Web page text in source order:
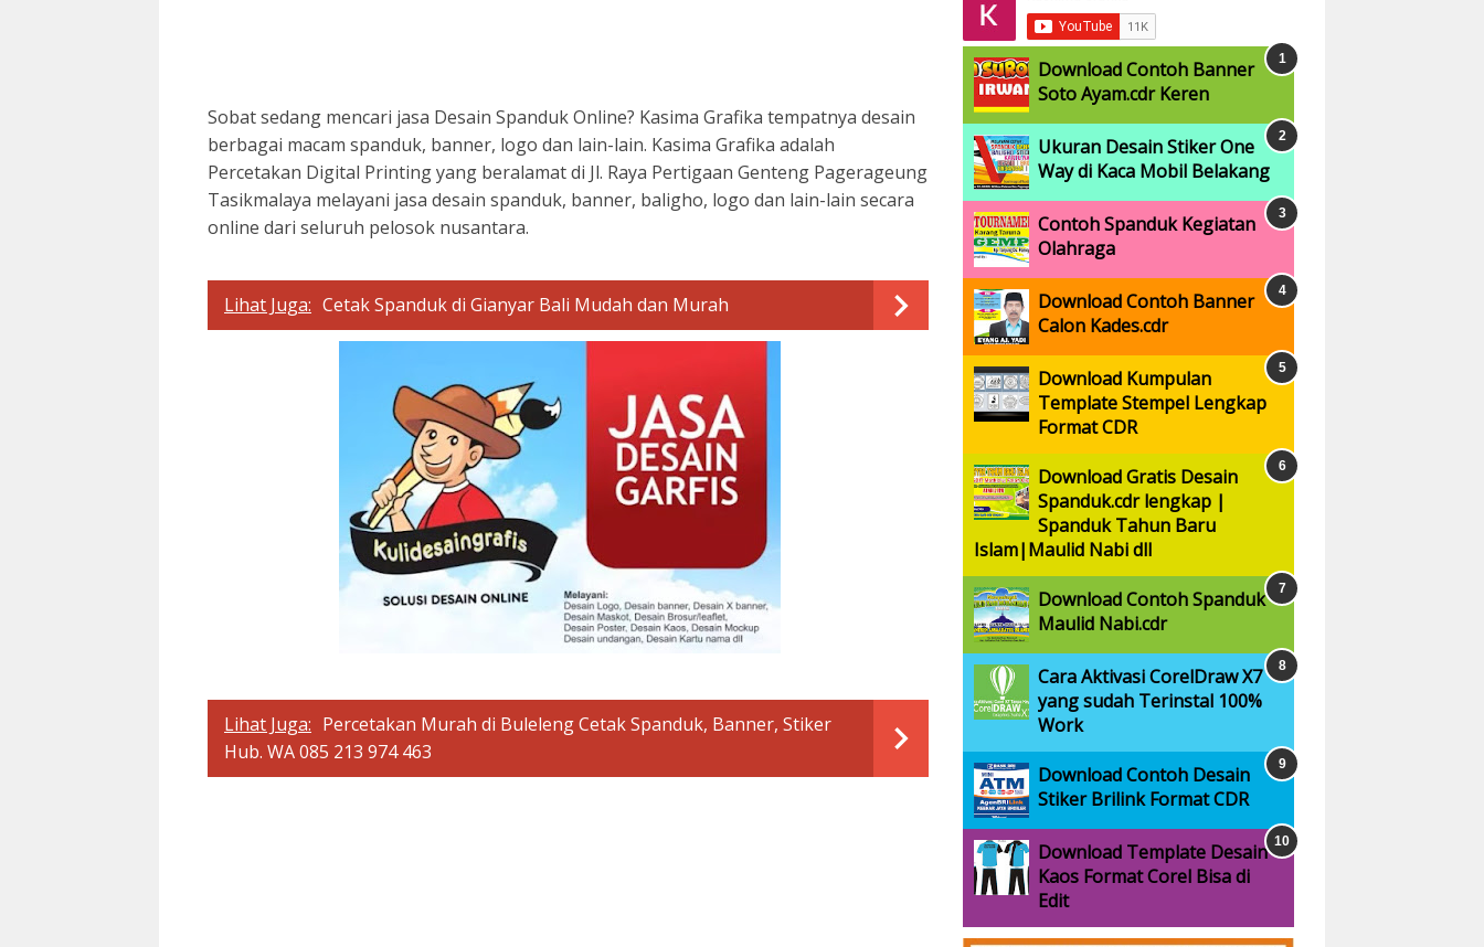
Sobat sedang mencari jasa Desain Spanduk Online? Kasima Grafika tempatnya desain
berbagai macam spanduk, banner, logo dan lain-lain. Kasima Grafika adalah
Percetakan Digital Printing yang beralamat di Jl. Raya Pertigaan Genteng Pagerageung
Tasikmalaya melayani jasa desain spanduk, banner, baligho, logo dan lain-lain secara
online dari seluruh pelosok nusantara.
Lihat Juga: Cetak Spanduk di Gianyar Bali Mudah dan Murah
Lihat Juga: Percetakan Murah di Buleleng Cetak Spanduk, Banner, Stiker
Hub. WA 085 213 974 463
Download Contoh Banner
Soto Ayam.cdr Keren
Ukuran Desain Stiker One
Way di Kaca Mobil Belakang
Contoh Spanduk Kegiatan
Olahraga
Download Contoh Banner
Calon Kades.cdr
Download Kumpulan
Template Stempel Lengkap
Format CDR
Download Gratis Desain
Spanduk.cdr lengkap |
Spanduk Tahun Baru
Islam|Maulid Nabi dll
Download Contoh Spanduk
Maulid Nabi.cdr
Cara Aktivasi CorelDraw X7
yang sudah Terinstal 100%
Work
Download Contoh Desain
Stiker Brilink Format CDR
Download Template Desain
Kaos Format Corel Bisa di
Edit